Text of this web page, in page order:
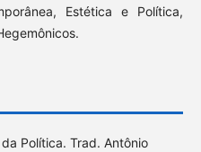
Estética e Política,
Política. Trad. Antônio